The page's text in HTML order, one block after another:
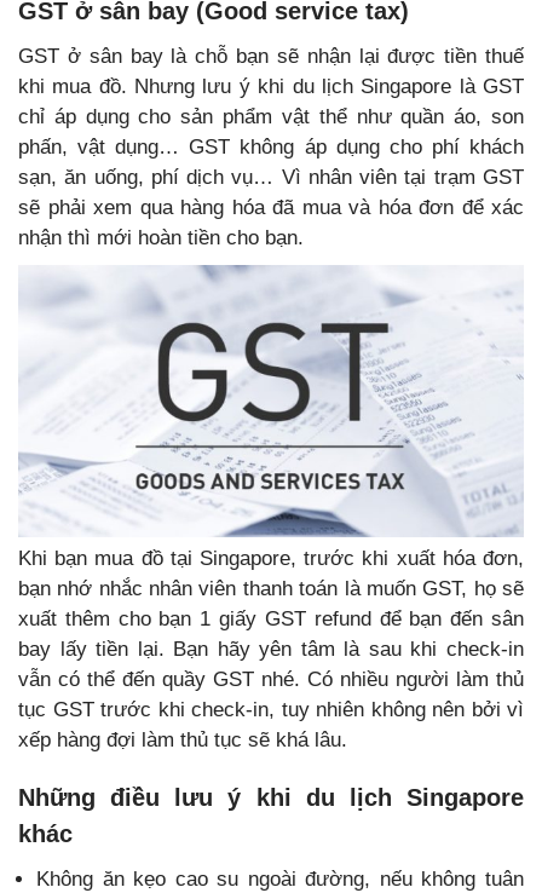
GST ở sân bay (Good service tax)
GST ở sân bay là chỗ bạn sẽ nhận lại được tiền thuế
khi mua đồ. Nhưng lưu ý khi du lịch Singapore là GST
chỉ áp dụng cho sản phẩm vật thể như quần áo, son
phấn, vật dụng… GST không áp dụng cho phí khách
sạn, ăn uống, phí dịch vụ… Vì nhân viên tại trạm GST
sẽ phải xem qua hàng hóa đã mua và hóa đơn để xác
nhận thì mới hoàn tiền cho bạn.
Khi bạn mua đồ tại Singapore, trước khi xuất hóa đơn,
bạn nhớ nhắc nhân viên thanh toán là muốn GST, họ sẽ
xuất thêm cho bạn 1 giấy GST refund để bạn đến sân
bay lấy tiền lại. Bạn hãy yên tâm là sau khi check-in
vẫn có thể đến quầy GST nhé. Có nhiều người làm thủ
tục GST trước khi check-in, tuy nhiên không nên bởi vì
xếp hàng đợi làm thủ tục sẽ khá lâu.
Những điều lưu ý khi du lịch Singapore
khác
Không ăn kẹo cao su ngoài đường, nếu không tuân